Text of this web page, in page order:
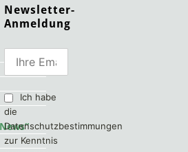
Newsletter-
Anmeldung
Ich habe
die
Datenschutzbestimmungen
zur Kenntnis